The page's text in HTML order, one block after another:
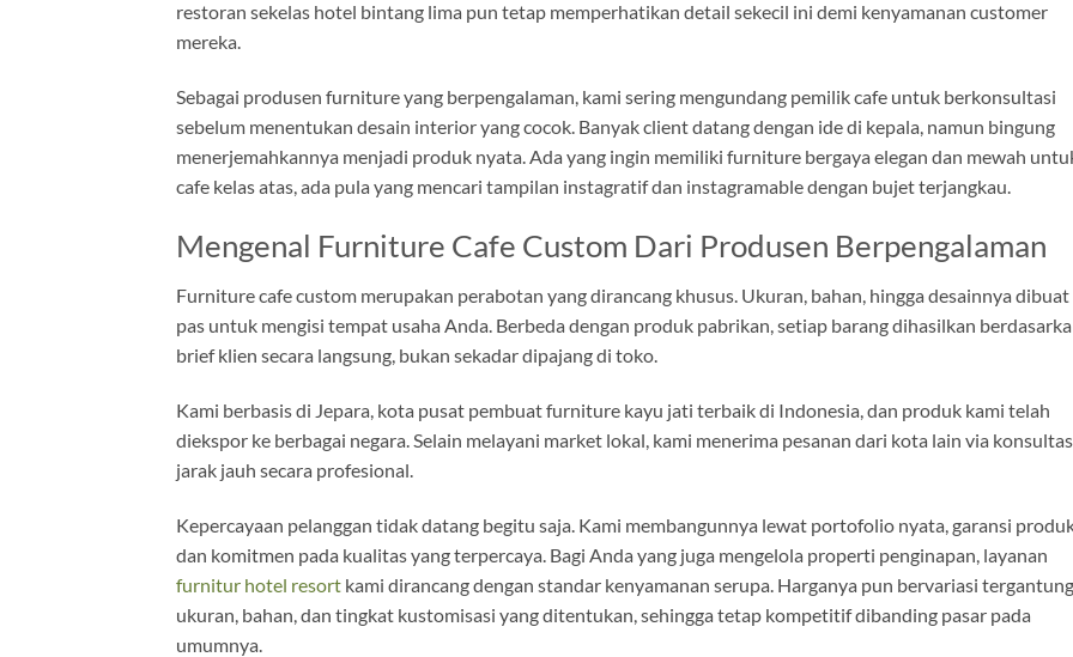
restoran sekelas hotel bintang lima pun tetap memperhatikan detail sekecil ini demi kenyamanan customer
mereka.
Sebagai produsen furniture yang berpengalaman, kami sering mengundang pemilik cafe untuk berkonsultasi
sebelum menentukan desain interior yang cocok. Banyak client datang dengan ide di kepala, namun bingung
menerjemahkannya menjadi produk nyata. Ada yang ingin memiliki furniture bergaya elegan dan mewah
cafe kelas atas, ada pula yang mencari tampilan instagratif dan instagramable dengan bujet terjangkau.
Mengenal Furniture Cafe Custom Dari Produsen Berpengalaman
Furniture cafe custom merupakan perabotan yang dirancang khusus. Ukuran, bahan, hingga desainnya dibuat
pas untuk mengisi tempat usaha Anda. Berbeda dengan produk pabrikan, setiap barang dihasilkan
brief klien secara langsung, bukan sekadar dipajang di toko.
Kami berbasis di Jepara, kota pusat pembuat furniture kayu jati terbaik di Indonesia, dan produk kami telah
diekspor ke berbagai negara. Selain melayani market lokal, kami menerima pesanan dari kota lain via
jarak jauh secara profesional.
Kepercayaan pelanggan tidak datang begitu saja. Kami membangunnya lewat portofolio nyata, garansi
dan komitmen pada kualitas yang terpercaya. Bagi Anda yang juga mengelola properti penginapan, layanan
furnitur hotel resort kami dirancang dengan standar kenyamanan serupa. Harganya pun bervariasi tergantung
ukuran, bahan, dan tingkat kustomisasi yang ditentukan, sehingga tetap kompetitif dibanding pasar pada
umumnya.